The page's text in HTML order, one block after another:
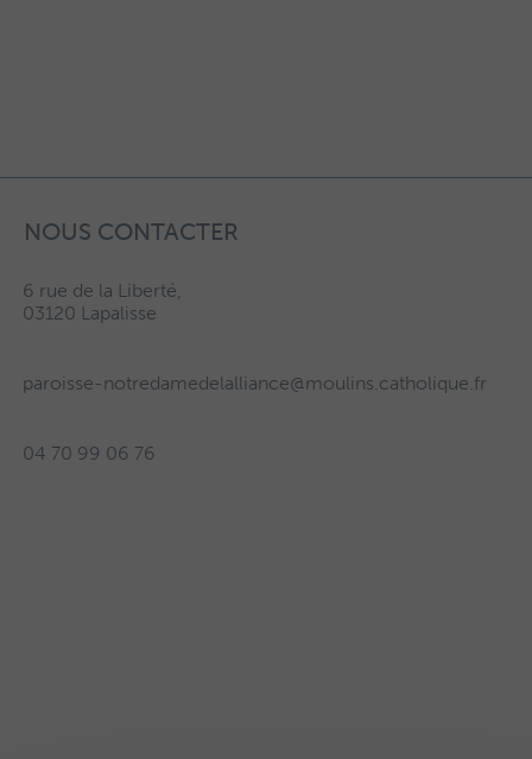
NOUS CONTACTER
6 rue de la Liberté,
03120 Lapalisse
paroisse-notredamedelalliance@moulins.catholique.fr
04 70 99 06 76